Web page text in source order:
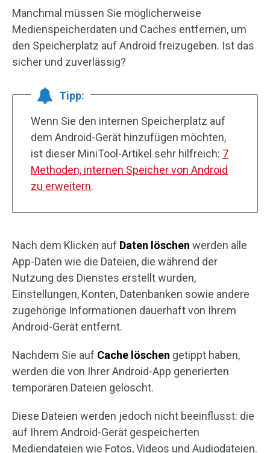
Manchmal müssen Sie möglicherweise
Medienspeicherdaten und Caches entfernen, um
den Speicherplatz auf Android freizugeben. Ist das
sicher und zuverlässig?
Tipp:
Wenn Sie den internen Speicherplatz auf
dem Android-Gerät hinzufügen möchten,
ist dieser MiniTool-Artikel sehr hilfreich: 7
Methoden, internen Speicher von Android
zu erweitern.
Nach dem Klicken auf Daten löschen werden alle
App-Daten wie die Dateien, die während der
Nutzung des Dienstes erstellt wurden,
Einstellungen, Konten, Datenbanken sowie andere
zugehörige Informationen dauerhaft von Ihrem
Android-Gerät entfernt.
Nachdem Sie auf Cache löschen getippt haben,
werden die von Ihrer Android-App generierten
temporären Dateien gelöscht.
Diese Dateien werden jedoch nicht beeinflusst: die
auf Ihrem Android-Gerät gespeicherten
Mediendateien wie Fotos, Videos und Audiodateien.